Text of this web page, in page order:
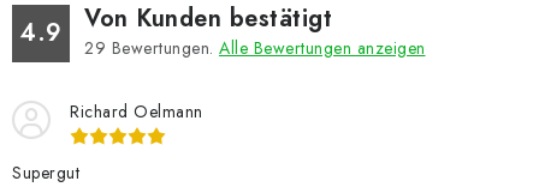
4.9 Von Kunden bestätigt
29 Bewertungen. Alle Bewertungen anzeigen
Richard Oelmann
Supergut